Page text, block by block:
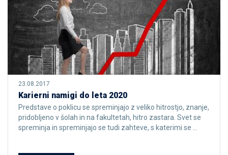
23.08.2017
Karierni namigi do leta 2020
Predstave o poklicu se spreminjajo z veliko hitrostjo, znanje,
pridobljeno v šolah in na fakultetah, hitro zastara. Svet se
spreminja in spreminjajo se tudi zahteve, s katerimi se ...